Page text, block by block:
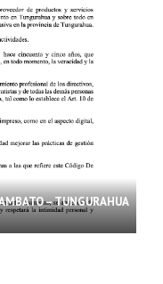
– TUNGURAHUA